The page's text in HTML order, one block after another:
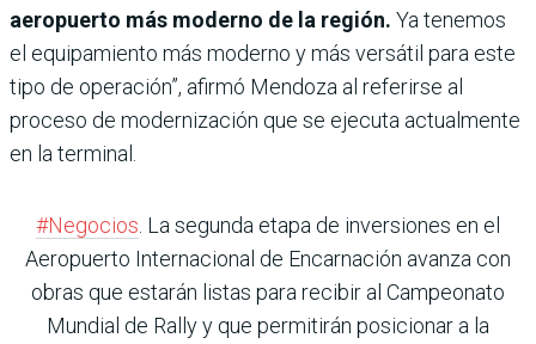
aeropuerto más moderno de la región. Ya tenemos
el equipamiento más moderno y más versátil para este
tipo de operación”, afirmó Mendoza al referirse al
proceso de modernización que se ejecuta actualmente
en la terminal.
#Negocios . La segunda etapa de inversiones en el
Aeropuerto Internacional de Encarnación avanza con
obras que estarán listas para recibir al Campeonato
Mundial de Rally y que permitirán posicionar a la